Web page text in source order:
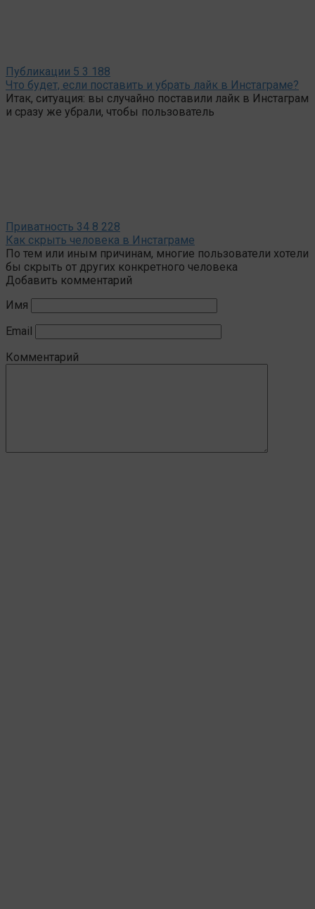
Публикации 5 3 188
Что будет, если поставить и убрать лайк в Инстаграме?
Итак, ситуация: вы случайно поставили лайк в Инстаграм
и сразу же убрали, чтобы пользователь
Приватность 34 8 228
Как скрыть человека в Инстаграме
По тем или иным причинам, многие пользователи хотели
бы скрыть от других конкретного человека
Добавить комментарий
Имя
Email
Комментарий